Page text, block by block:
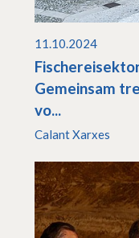
11.10.2024
Gemeinsam
vo...
Calant Xarxes